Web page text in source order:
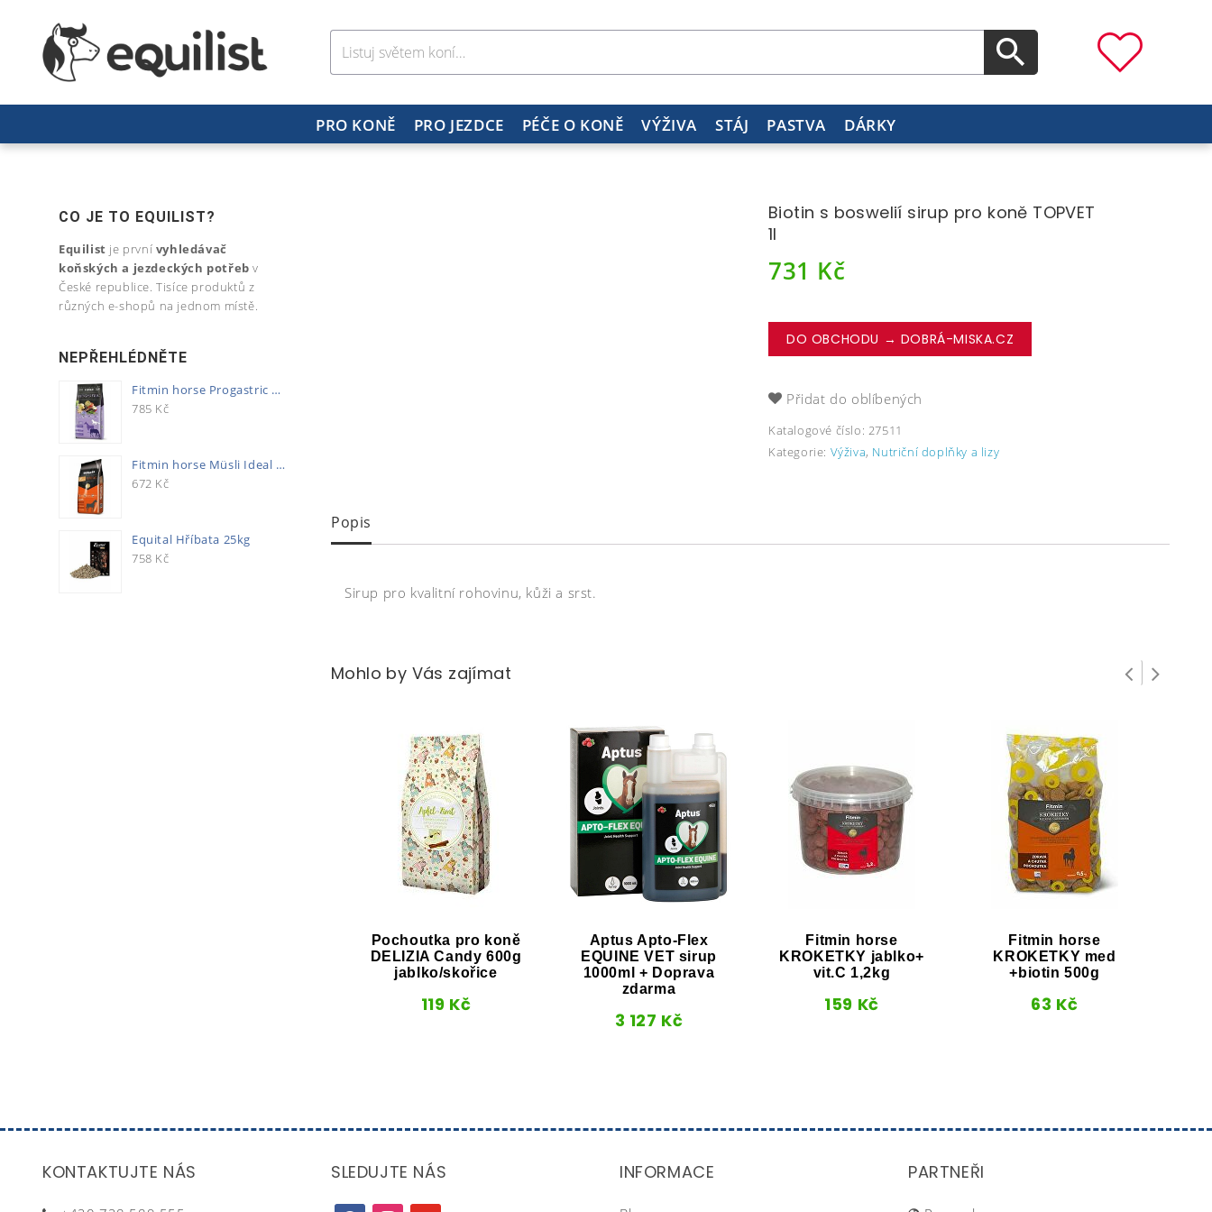
PRO KONĚ PRO JEZDCE PÉČE O KONĚ VÝŽIVA STÁJ PASTVA DÁRKY
Biotin s boswelií sirup pro koně TOPVET
1l
731 Kč
DO OBCHODU → DOBRÁ-MISKA.CZ
Přidat do oblíbených
Katalogové číslo: 27511
Kategorie: Výživa, Nutriční doplňky a lizy
Popis
Sirup pro kvalitní rohovinu, kůži a srst.
Mohlo by Vás zajímat
Pochoutka pro koně
DELIZIA Candy 600g
jablko/skořice
119 Kč
Aptus Apto-Flex
EQUINE VET sirup
1000ml + Doprava
zdarma
3 127 Kč
Fitmin horse
KROKETKY jablko+
vit.C 1,2kg
159 Kč
Fitmin horse
KROKETKY med
+biotin 500g
63 Kč
CO JE TO EQUILIST?
Equilist je první vyhledávač
koňských a jezdeckých potřeb v
České republice. Tisíce produktů z
různých e-shopů na jednom místě.
NEPŘEHLÉDNĚTE
Fitmin horse Progastric 20kg
785 Kč
Fitmin horse Müsli Ideal 20kg
672 Kč
Equital Hříbata 25kg
758 Kč
KONTAKTUJTE NÁS SLEDUJTE NÁS INFORMACE PARTNEŘI